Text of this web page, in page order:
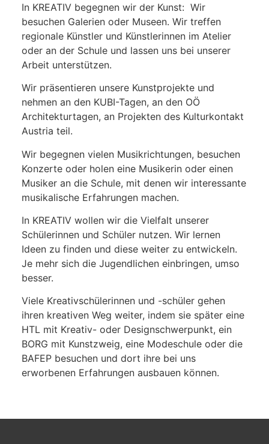
In KREATIV begegnen wir der Kunst: Wir
besuchen Galerien oder Museen. Wir treffen
regionale Künstler und Künstlerinnen im Atelier
oder an der Schule und lassen uns bei unserer
Arbeit unterstützen.
Wir präsentieren unsere Kunstprojekte und
nehmen an den KUBI-Tagen, an den OÖ
Architekturtagen, an Projekten des Kulturkontakt
Austria teil.
Wir begegnen vielen Musikrichtungen, besuchen
Konzerte oder holen eine Musikerin oder einen
Musiker an die Schule, mit denen wir interessante
musikalische Erfahrungen machen.
In KREATIV wollen wir die Vielfalt unserer
Schülerinnen und Schüler nutzen. Wir lernen
Ideen zu finden und diese weiter zu entwickeln.
Je mehr sich die Jugendlichen einbringen, umso
besser.
Viele Kreativschülerinnen und -schüler gehen
ihren kreativen Weg weiter, indem sie später eine
HTL mit Kreativ- oder Designschwerpunkt, ein
BORG mit Kunstzweig, eine Modeschule oder die
BAFEP besuchen und dort ihre bei uns
erworbenen Erfahrungen ausbauen können.